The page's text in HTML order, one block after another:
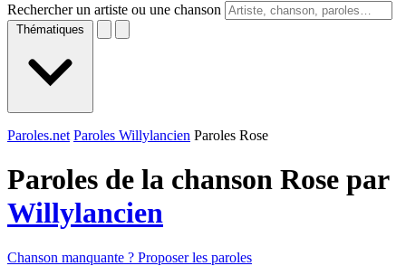
Rechercher un artiste ou une chanson
Thématiques
Paroles.net Paroles Willylancien Paroles Rose
Paroles de la chanson Rose par
Willylancien
Chanson manquante ? Proposer les paroles